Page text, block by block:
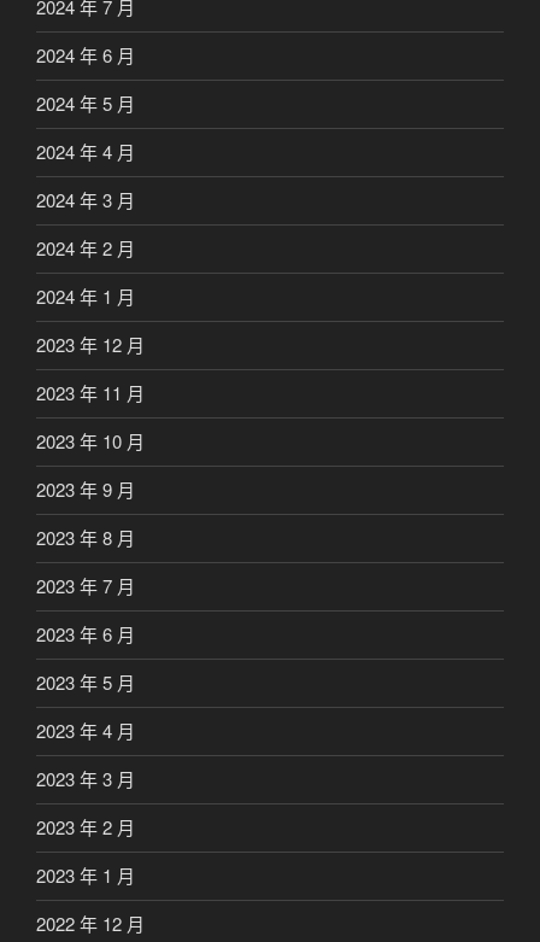
2024 年 7 月
2024 年 6 月
2024 年 5 月
2024 年 4 月
2024 年 3 月
2024 年 2 月
2024 年 1 月
2023 年 12 月
2023 年 11 月
2023 年 10 月
2023 年 9 月
2023 年 8 月
2023 年 7 月
2023 年 6 月
2023 年 5 月
2023 年 4 月
2023 年 3 月
2023 年 2 月
2023 年 1 月
2022 年 12 月